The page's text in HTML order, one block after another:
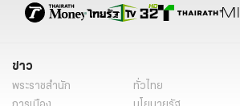
ข่าว
พระราชสำนัก ทั่วไทย